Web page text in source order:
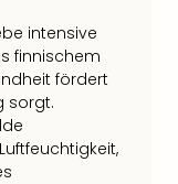
intensive
finnischem
fördert
sorgt.